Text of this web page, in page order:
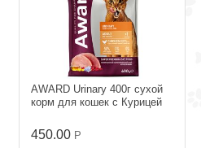
AWARD Urinary 400г сухой
корм для кошек с Курицей
450.00 Р